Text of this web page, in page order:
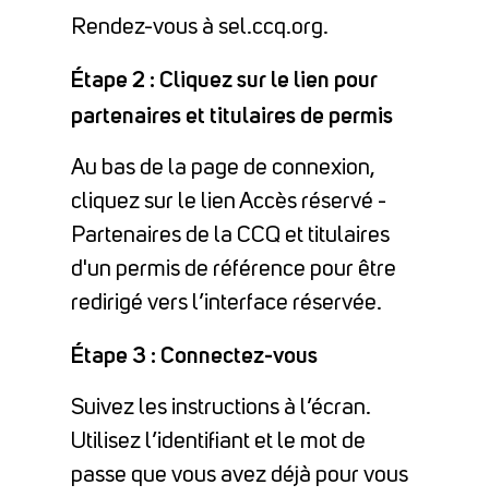
Rendez-vous à sel.ccq.org.
Étape 2 : Cliquez sur le lien pour
partenaires et titulaires de permis
Au bas de la page de connexion,
cliquez sur le lien Accès réservé -
Partenaires de la CCQ et titulaires
d'un permis de référence pour être
redirigé vers l’interface réservée.
Étape 3 : Connectez-vous
Suivez les instructions à l’écran.
Utilisez l’identifiant et le mot de
passe que vous avez déjà pour vous